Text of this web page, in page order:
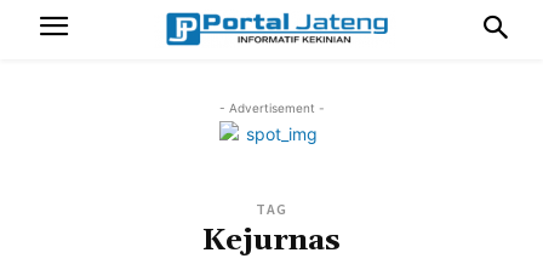
- Advertisement -
TAG
Kejurnas